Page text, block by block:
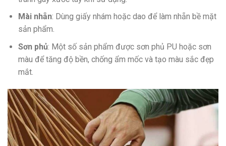
Mài nhẵn: Dùng giấy nhám hoặc dao để làm nhẵn bề mặt
sản phẩm.
Sơn phủ: Một số sản phẩm được sơn phủ PU hoặc sơn
màu để tăng độ bền, chống ẩm mốc và tạo màu sắc đẹp
mắt.